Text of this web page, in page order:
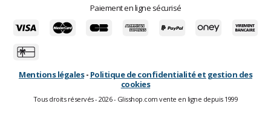
Paiement en ligne sécurisé
Mentions légales- Politique de confidentialité et gestion des
cookies
Tous droits réservés - 2026 - Glisshop.com vente en ligne depuis 1999